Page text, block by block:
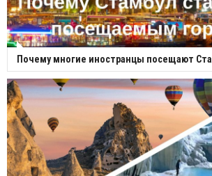
Почему многие иностранцы посещают